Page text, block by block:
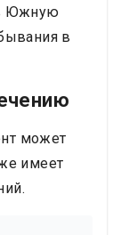
Южную
в
может
имеет